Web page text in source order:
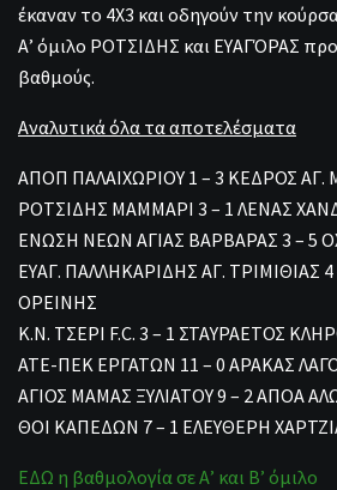
έκαναν το 4Χ3 και οδηγούν την
Α’ όμιλο ΡΟΤΣΙΔΗΣ και ΕΥΑΓΌΡΑΣ
βαθμούς.
Αναλυτικά όλα τα αποτελέσματα
ΑΠΟΠ ΠΑΛΑΙΧΩΡΙΟΥ 1 – 3 ΚΕΔΡΟΣ ΑΓ.
ΡΟΤΣΙΔΗΣ ΜΑΜΜΑΡΙ 3 – 1 ΛΕΝΑΣ
ΕΝΩΣΗ ΝΕΩΝ ΑΓΙΑΣ ΒΑΡΒΑΡΑΣ 3 – 5
ΕΥΑΓ. ΠΑΛΛΗΚΑΡΙΔΗΣ ΑΓ. ΤΡΙΜΙΘΙΑΣ
ΟΡΕΙΝΗΣ
Κ.Ν. ΤΣΕΡΙ F.C. 3 – 1 ΣΤΑΥΡΑΕΤΟΣ
ΑΤΕ-ΠΕΚ ΕΡΓΑΤΩΝ 11 – 0 ΑΡΑΚΑΣ
ΑΓΙΟΣ ΜΑΜΑΣ ΞΥΛΙΑΤΟΥ 9 – 2 ΑΠΟΑ
ΘΟΙ ΚΑΠΕΔΩΝ 7 – 1 ΕΛΕΥΘΕΡΗ
ΕΔΩ η βαθμολογία σε Α’ και Β’ όμιλο